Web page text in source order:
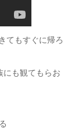
てもすぐに帰ろ
にも観てもらお